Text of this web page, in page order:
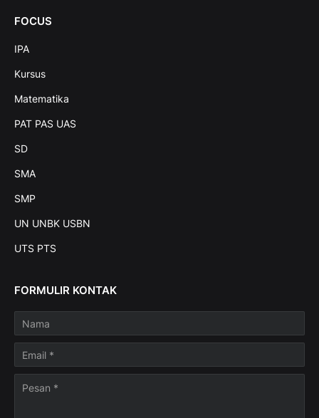
FOCUS
IPA
Kursus
Matematika
PAT PAS UAS
SD
SMA
SMP
UN UNBK USBN
UTS PTS
FORMULIR KONTAK